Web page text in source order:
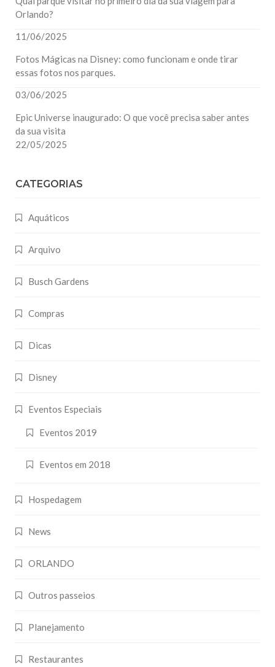
Orlando?
11/06/2025
Fotos Mágicas na Disney: como funcionam e onde tirar
essas fotos nos parques.
03/06/2025
Epic Universe inaugurado: O que você precisa saber antes
da sua visita
22/05/2025
CATEGORIAS
Aquáticos
Arquivo
Busch Gardens
Compras
Dicas
Disney
Eventos Especiais
Eventos 2019
Eventos em 2018
Hospedagem
News
ORLANDO
Outros passeios
Planejamento
Restaurantes